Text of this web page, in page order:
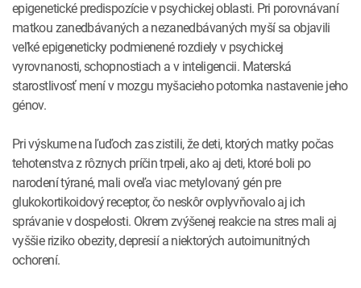
epigenetické predispozície v psychickej oblasti. Pri porovnávaní
matkou zanedbávaných a nezanedbávaných myší sa objavili
veľké epigeneticky podmienené rozdiely v psychickej
vyrovnanosti, schopnostiach a v inteligencii. Materská
starostlivosť mení v mozgu myšacieho potomka nastavenie jeho
génov.
Pri výskume na ľuďoch zas zistili, že deti, ktorých matky počas
tehotenstva z rôznych príčin trpeli, ako aj deti, ktoré boli po
narodení týrané, mali oveľa viac metylovaný gén pre
glukokortikoidový receptor, čo neskôr ovplyvňovalo aj ich
správanie v dospelosti. Okrem zvýšenej reakcie na stres mali aj
vyššie riziko obezity, depresií a niektorých autoimunitných
ochorení.